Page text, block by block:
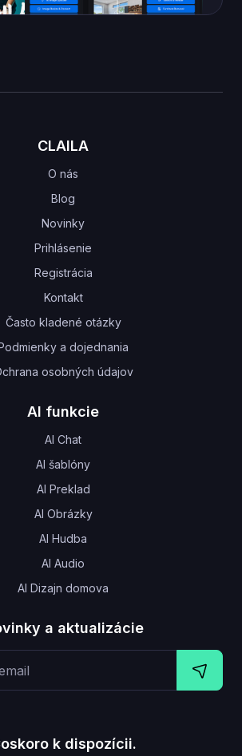
CLAILA
O nás
Blog
Novinky
Prihlásenie
Registrácia
Kontakt
Často kladené otázky
a dojednania
osobných údajov
AI funkcie
AI Chat
AI šablóny
AI Preklad
AI Obrázky
AI Hudba
AI Audio
AI Dizajn domova
a aktualizácie
k dispozícii.